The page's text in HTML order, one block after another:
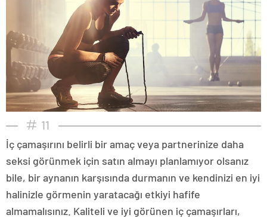
11
İç çamaşırını belirli bir amaç veya partnerinize daha
seksi görünmek için satın almayı planlamıyor olsanız
bile, bir aynanın karşısında durmanın ve kendinizi en iyi
halinizle görmenin yaratacağı etkiyi hafife
almamalısınız. Kaliteli ve iyi görünen iç çamaşırları,